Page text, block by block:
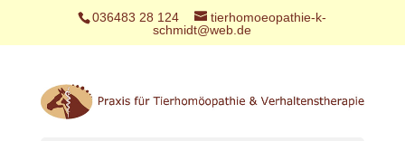
036483 28 124
tierhomoeopathie-k-
schmidt@web.de